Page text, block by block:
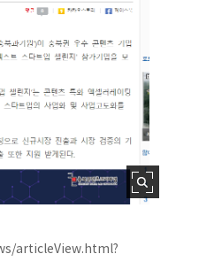
articleView.html?